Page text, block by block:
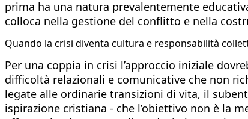
prima ha una natura prevalentemente
colloca nella gestione del conflitto e nella
Quando la crisi diventa cultura e responsabilità
Per una coppia in crisi l’approccio iniziale
difficoltà relazionali e comunicative che non
legate alle ordinarie transizioni di vita, il
ispirazione cristiana - che l’obiettivo non è la